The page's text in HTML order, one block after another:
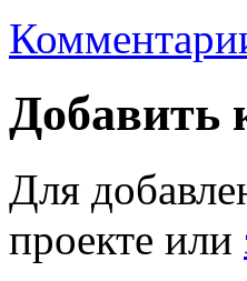
Добавить
Для
проекте или